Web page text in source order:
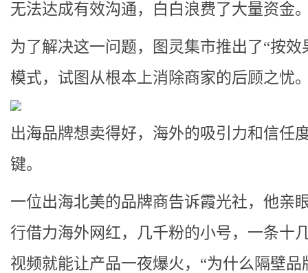
无法达成有效沟通，白白浪费了大量资金
为了解决这一问题，图灵集市推出了“按效
模式，试图从根本上消除商家的后顾之忧
出海品牌想卖得好，海外的吸引力和信任
键。
一位出海北美的品牌商告诉霞光社，他亲
行借力海外网红，几千粉的小号，一条十
视频就能让产品一夜爆火，“为什么隔壁品